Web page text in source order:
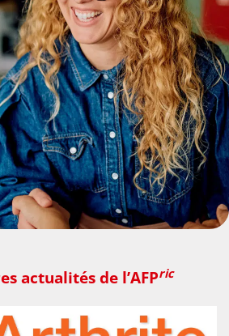
actualités de l’AFPric